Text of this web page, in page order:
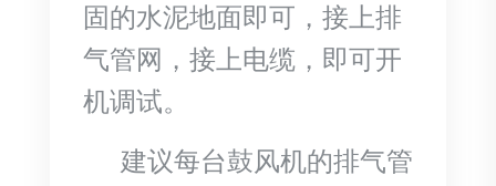
固的水泥地面即可，接上排
气管网，接上电缆，即可开
机调试。
建议每台鼓风机的排气管